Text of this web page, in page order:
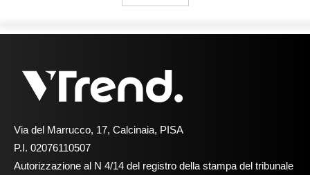
Via del Marrucco, 17, Calcinaia, PISA
P.I. 02076110507
Autorizzazione al N 4/14 del registro della stampa del tribunale